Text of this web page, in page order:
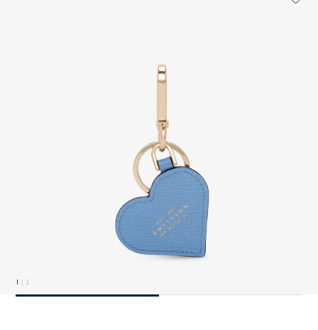
1 | 2